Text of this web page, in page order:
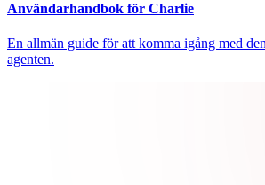
Användarhandbok för Charlie
En allmän guide för att komma igång med
agenten.